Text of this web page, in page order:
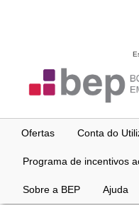
Ofertas Conta do
Programa de incentivos
Sobre a BEP Ajuda